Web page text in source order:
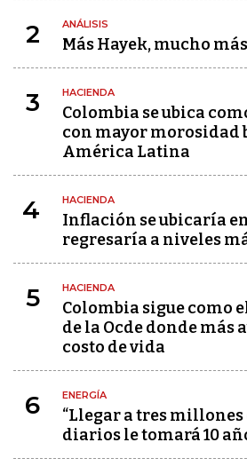
2 ANÁLISIS
Más Hayek, mucho
3 HACIENDA
Colombia se ubica
con mayor morosidad
América Latina
4 HACIENDA
Inflación se ubicaría
regresaría a niveles
5 HACIENDA
Colombia sigue como
de la Ocde donde más
costo de vida
6 ENERGÍA
“Llegar a tres
diarios le tomará 10